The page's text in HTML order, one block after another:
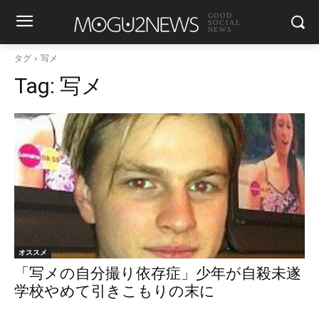
GOOD
SOCIAL
NEWS
タグ 写メ
Tag: 写メ
オススメ
「写メの自分撮り依存症」少年が自殺未遂
学校やめて引きこもりの末に